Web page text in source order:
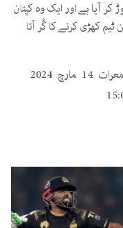
آیا ہے اور ایک وہ کپتان
ٹیم کھڑی کرنے کا گُر آتا
جمعرات 14 مارچ 2024